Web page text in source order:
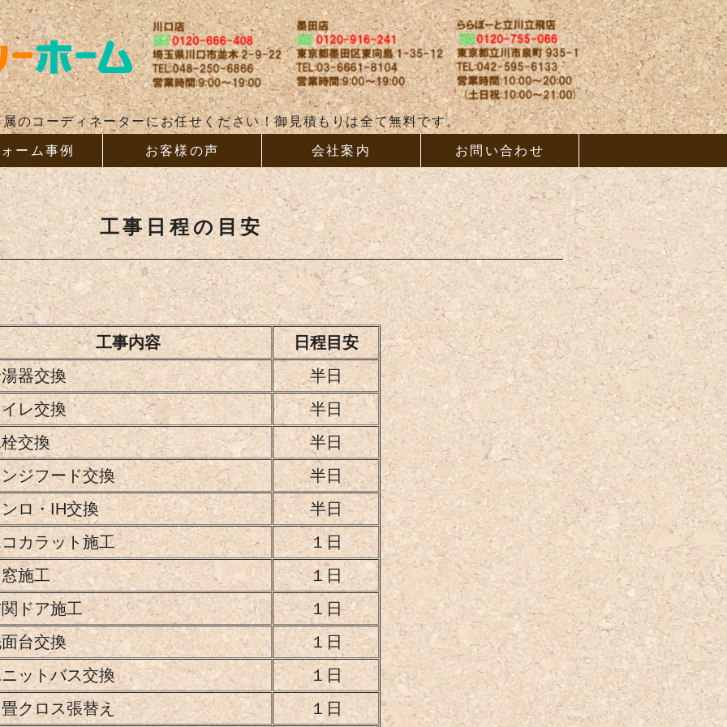
リフォーム、増改築なら
のコーディネーターにお任せください！御見積もりは全て無料です。
ーム事例 お客様の声 会社案内 お問い合わせ
工事日程の目安
工事内容
日程目安
器交換
半日
レ交換
半日
交換
半日
ジフード交換
半日
ロ・IH交換
半日
カラット施工
１日
施工
１日
ドア施工
１日
台交換
１日
ットバス交換
１日
クロス張替え
１日